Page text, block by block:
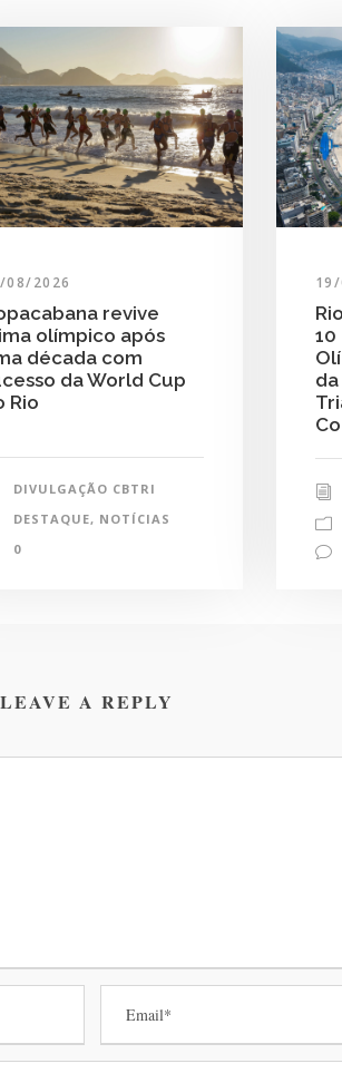
08/2026
revive
olímpico após
década com
da World Cup
Rio
DIVULGAÇÃO CBTRI
DESTAQUE, NOTÍCIAS
0
10
LEAVE A REPLY